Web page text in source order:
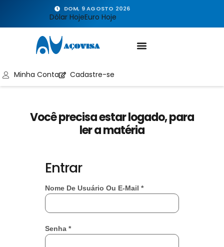
DOM, 9 AGOSTO 2026
Dólar HojeEuro Hoje
Minha Conta Cadastre-se
Você precisa estar logado, para
ler a matéria
Entrar
Nome De Usuário Ou E-Mail *
Senha *